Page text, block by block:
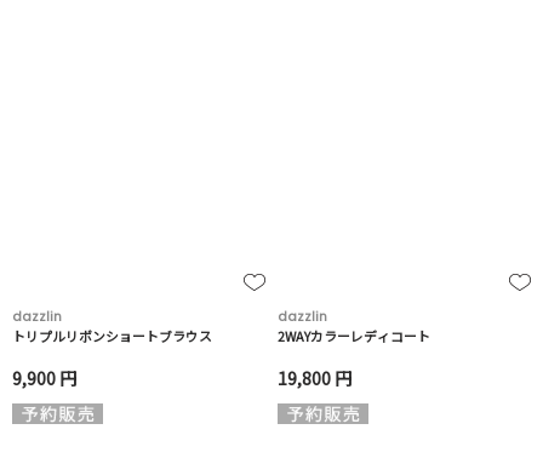
dazzlin
トリプルリボンショートブラウス
9,900 円
dazzlin
2WAYカラーレディコート
19,800 円